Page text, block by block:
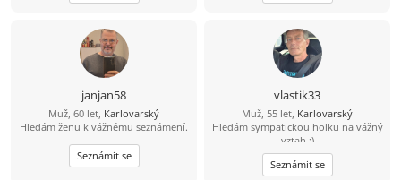
janjan58
Muž, 60 let, Karlovarský
Hledám ženu k vážnému seznámení.
Seznámit se
vlastik33
Muž, 55 let, Karlovarský
Hledám sympatickou holku na vážný
vztah :)
Seznámit se